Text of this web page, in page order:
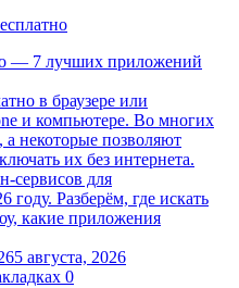
— 7 лучших приложений
в браузере или
и компьютере. Во многих
а некоторые позволяют
их без интернета.
сервисов для
году. Разберём, где искать
какие приложения
5 августа, 2026
0